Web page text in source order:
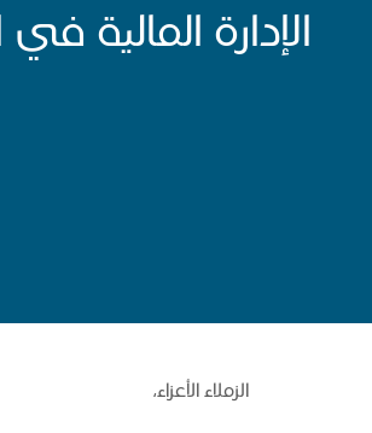
الإدارة المالية
الزملاء الأعزاء،